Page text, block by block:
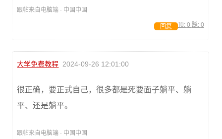
跟帖来自电脑端 · 中国中国
顶: 0 踩: 0
回复
大学免费教程 2024-09-26 12:01:00
很正确，要正式自己，很多都是死要面子躺平、躺
平、还是躺平。
跟帖来自电脑端 · 中国中国